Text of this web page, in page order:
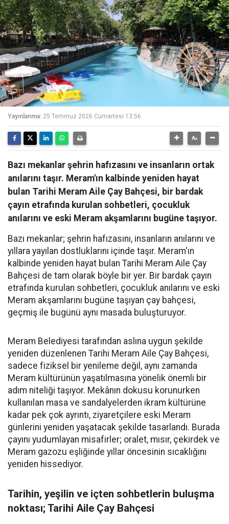
Yayınlanma: 25 Temmuz 2026 Cumartesi 13:56
Bazı mekanlar şehrin hafızasını ve insanların ortak
anılarını taşır. Meram'ın kalbinde yeniden hayat
bulan Tarihi Meram Aile Çay Bahçesi, bir bardak
çayın etrafında kurulan sohbetleri, çocukluk
anılarını ve eski Meram akşamlarını bugüne taşıyor.
Bazı mekanlar; şehrin hafızasını, insanların anılarını ve
yıllara yayılan dostluklarını içinde taşır. Meram'ın
kalbinde yeniden hayat bulan Tarihi Meram Aile Çay
Bahçesi de tam olarak böyle bir yer. Bir bardak çayın
etrafında kurulan sohbetleri, çocukluk anılarını ve eski
Meram akşamlarını bugüne taşıyan çay bahçesi,
geçmiş ile bugünü aynı masada buluşturuyor.
Meram Belediyesi tarafından aslına uygun şekilde
yeniden düzenlenen Tarihi Meram Aile Çay Bahçesi,
sadece fiziksel bir yenileme değil, aynı zamanda
Meram kültürünün yaşatılmasına yönelik önemli bir
adım niteliği taşıyor. Mekânın dokusu korunurken
kullanılan masa ve sandalyelerden ikram kültürüne
kadar pek çok ayrıntı, ziyaretçilere eski Meram
günlerini yeniden yaşatacak şekilde tasarlandı. Burada
çayını yudumlayan misafirler; oralet, mısır, çekirdek ve
Meram gazozu eşliğinde yıllar öncesinin sıcaklığını
yeniden hissediyor.
Tarihin, yeşilin ve içten sohbetlerin buluşma
noktası; Tarihi Aile Çay Bahçesi